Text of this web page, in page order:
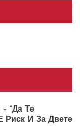
“Да Те
Риск И За Двете